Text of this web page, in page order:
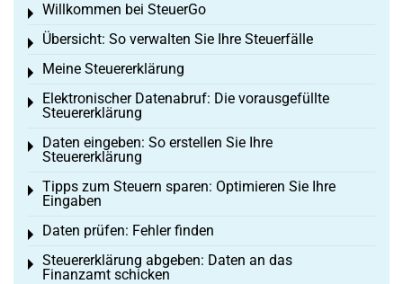
Willkommen bei SteuerGo
Toggle menu
Übersicht: So verwalten Sie Ihre Steuerfälle
Toggle menu
Meine Steuererklärung
Toggle menu
Elektronischer Datenabruf: Die vorausgefüllte
Steuererklärung
Toggle menu
Daten eingeben: So erstellen Sie Ihre
Steuererklärung
Toggle menu
Tipps zum Steuern sparen: Optimieren Sie Ihre
Eingaben
Toggle menu
Daten prüfen: Fehler finden
Toggle menu
Steuererklärung abgeben: Daten an das
Finanzamt schicken
Toggle menu